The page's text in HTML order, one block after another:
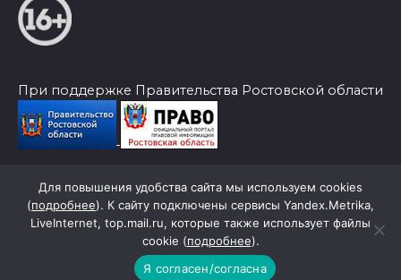
При поддержке Правительства Ростовской области
© 2026 Слава Труду
Для повышения удобства сайта мы используем cookies
(подробнее). К сайту подключены сервисы Yandex.Metrika,
LiveInternet, top.mail.ru, которые также использует файлы
cookie (подробнее).
Я согласен/согласна